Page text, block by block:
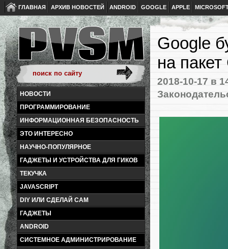
ГЛАВНАЯ АРХИВ НОВОСТЕЙ ANDROID GOOGLE APPLE
НОВОСТИ
ПРОГРАММИРОВАНИЕ
ИНФОРМАЦИОННАЯ БЕЗОПАСНОСТЬ
ЭТО ИНТЕРЕСНО
НАУЧНО-ПОПУЛЯРНОЕ
ГАДЖЕТЫ И УСТРОЙСТВА ДЛЯ ГИКОВ
ТЕКУЧКА
JAVASCRIPT
DIY ИЛИ СДЕЛАЙ САМ
ГАДЖЕТЫ
ANDROID
СИСТЕМНОЕ АДМИНИСТРИРОВАНИЕ
Google
на
2018-10-17 в